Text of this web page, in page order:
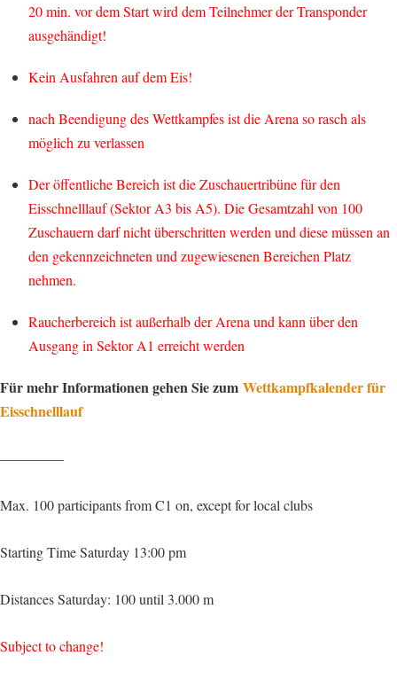
20 min. vor dem Start wird dem Teilnehmer der Transponder
ausgehändigt!
Kein Ausfahren auf dem Eis!
nach Beendigung des Wettkampfes ist die Arena so rasch als
möglich zu verlassen
Der öffentliche Bereich ist die Zuschauertribüne für den
Eisschnelllauf (Sektor A3 bis A5). Die Gesamtzahl von 100
Zuschauern darf nicht überschritten werden und diese müssen an
den gekennzeichneten und zugewiesenen Bereichen Platz
nehmen.
Raucherbereich ist außerhalb der Arena und kann über den
Ausgang in Sektor A1 erreicht werden
Für mehr Informationen gehen Sie zum Wettkampfkalender für
Eisschnelllauf
————–
Max. 100 participants from C1 on, except for local clubs
Starting Time Saturday 13:00 pm
Distances Saturday: 100 until 3.000 m
Subject to change!